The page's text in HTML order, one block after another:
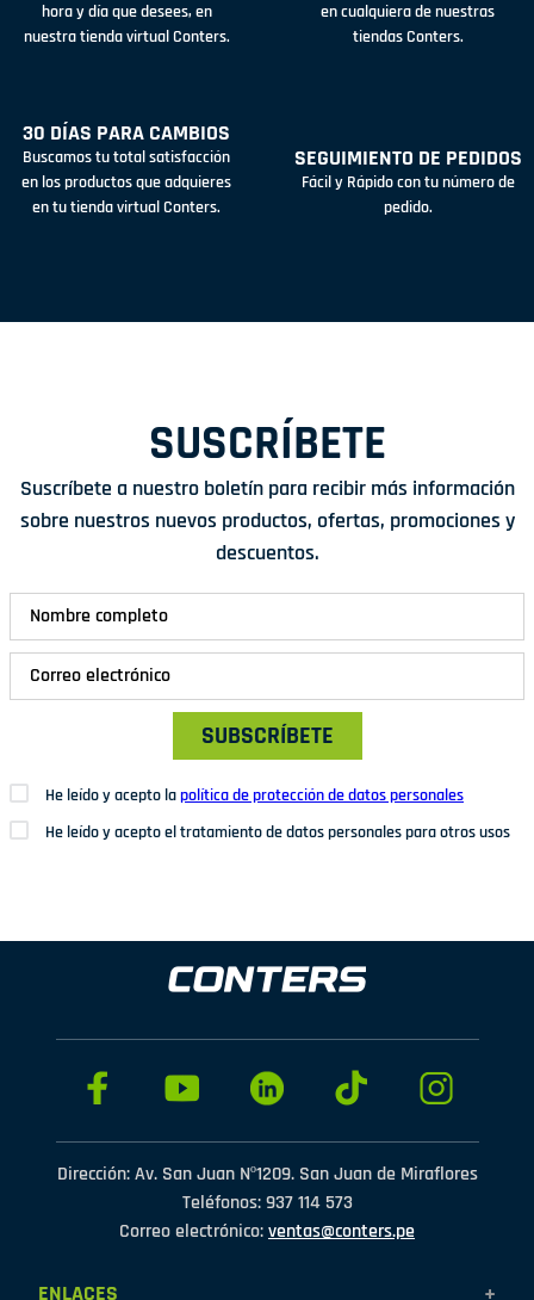
hora y día que desees, en
nuestra tienda virtual Conters.
en cualquiera de nuestras
tiendas Conters.
30 DÍAS PARA CAMBIOS
Buscamos tu total satisfacción
en los productos que adquieres
en tu tienda virtual Conters.
SEGUIMIENTO DE PEDIDOS
Fácil y Rápido con tu número de
pedido.
SUSCRÍBETE
Suscríbete a nuestro boletín para recibir más información
sobre nuestros nuevos productos, ofertas, promociones y
descuentos.
SUBSCRÍBETE
He leído y acepto lapolítica de protección de datos personales
He leído y acepto el tratamiento de datos personales para otros usos
Dirección: Av. San Juan Nº1209. San Juan de Miraflores
Teléfonos: 937 114 573
Correo electrónico:ventas@conters.pe
ENLACES +